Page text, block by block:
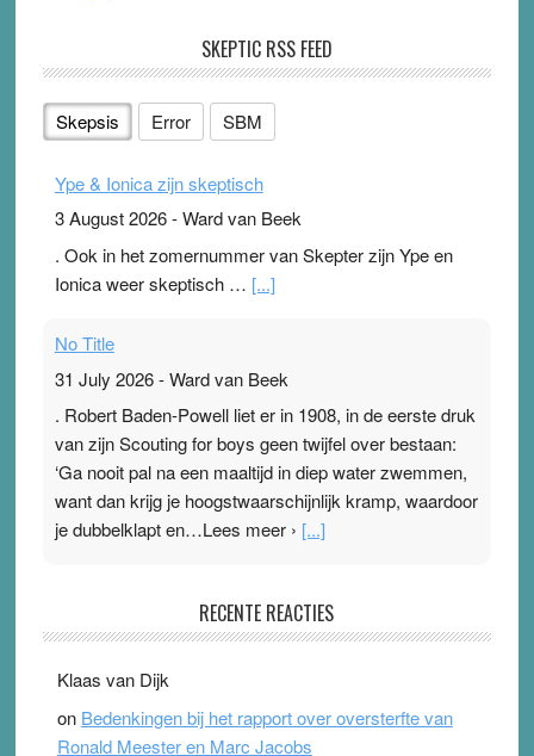
SKEPTIC RSS FEED
Skepsis Error SBM
Ype & Ionica zijn skeptisch
3 August 2026-Ward van Beek
. Ook in het zomernummer van Skepter zijn Ype en
Ionica weer skeptisch … [...]
No Title
31 July 2026-Ward van Beek
. Robert Baden-Powell liet er in 1908, in de eerste druk
van zijn Scouting for boys geen twijfel over bestaan:
‘Ga nooit pal na een maaltijd in diep water zwemmen,
want dan krijg je hoogstwaarschijnlijk kramp, waardoor
je dubbelklapt en…Lees meer › [...]
Ward van Beek
topsporters. Ze hopen ermee hun hartslag te verlagen
terwijl ze meer zuurstof opnemen. Daarop heeft zo’n
pleister geen effect. Maar het gevoel ‘makkelijker te
RECENTE REACTIES
Klaas van Dijk
on Bedenkingen bij het rapport over oversterfte van
Ronald Meester en Marc Jacobs